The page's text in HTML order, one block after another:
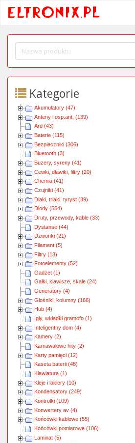
Kategorie
Akumulatory (47)
Anteny i osp.ant. (139)
Ard (43)
Baterie (115)
Bezpieczniki (306)
Bluetooth (3)
Buzery, syreny (41)
Cewki, dławiki, filtry (20)
Chemia (41)
Czujniki (41)
Diaki, triaki, tyryst (39)
Diody (554)
Druty, przewody, kable (33)
Dystanse (44)
Dzwonki (21)
Filament (5)
Filtry (13)
Fotoelementy (52)
Gadżet (1)
Gałki, klawisze, skale (24)
Generatory (4)
Głośniki, kolumny (166)
Hub (4)
Igły, wkładki gramofo (1)
Inteligentny dom (4)
Kamery (2)
Karnawałowe hity (2)
Karty pamięci (12)
Kaseta baterii (48)
Klawiatura (1)
Kleje i lakiery (10)
Kondensatory (249)
Kontrolki (109)
Konwertery av (4)
Końcówki kablowe (55)
Końcówki pomiarowe (106)
Laminat (5)